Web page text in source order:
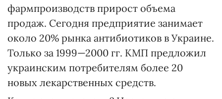
фармпроизводств прирост объема
продаж. Сегодня предприятие занимает
около 20% рынка антибиотиков в Украине.
Только за 1999—2000 гг. КМП предложил
украинским потребителям более 20
новых лекарственных средств.